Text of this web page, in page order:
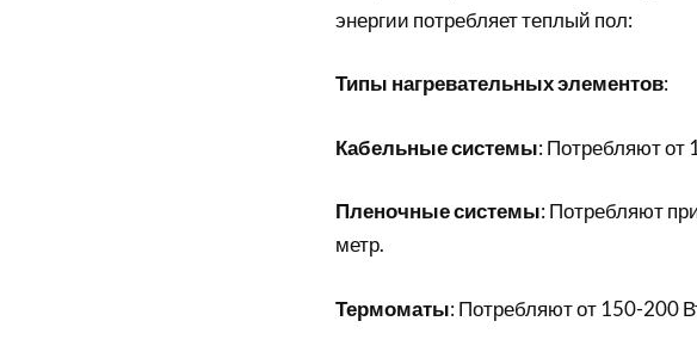
энергии потребляет теплый пол:
Типы нагревательных элементов:
Кабельные системы: Потребляют от
Пленочные системы: Потребляют
метр.
Термоматы: Потребляют от 150-200